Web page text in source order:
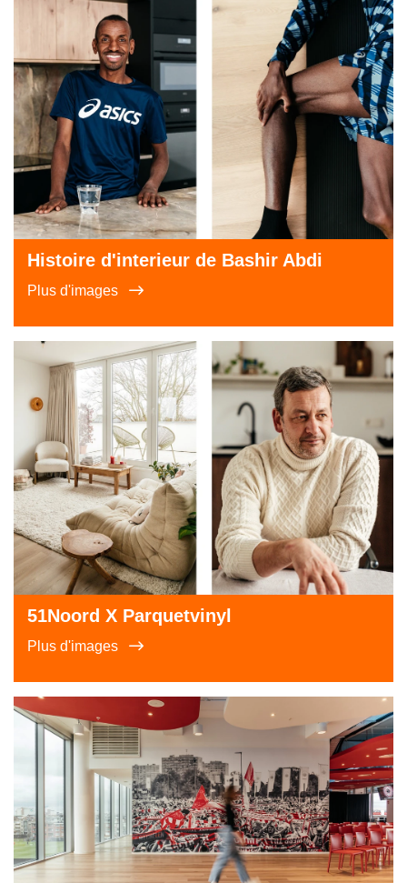
Histoire d'interieur de Bashir Abdi
Plus d'images
51Noord X Parquetvinyl
Plus d'images